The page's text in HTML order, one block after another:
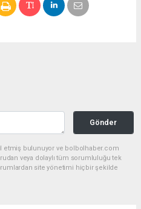
Gönder
etmiş bulunuyor ve bolbolhaber.com
veya dolaylı tüm sorumluluğu tek
site yönetimi hiçbir şekilde